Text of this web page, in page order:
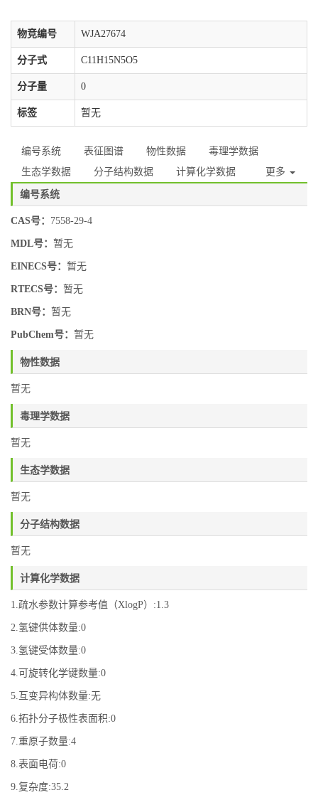
物竞编号 WJA27674
分子式 C11H15N5O5
分子量 0
标签 暂无
编号系统 表征图谱 物性数据
毒理学数据
生态学数据
分子结构数据 计算化学数据 更多
编号系统
CAS号： 7558-29-4
MDL号： 暂无
EINECS号： 暂无
RTECS号： 暂无
BRN号： 暂无
PubChem号： 暂无
物性数据
暂无
毒理学数据
暂无
生态学数据
暂无
分子结构数据
暂无
计算化学数据
1.疏水参数计算参考值（XlogP）:1.3
2.氢键供体数量:0
3.氢键受体数量:0
4.可旋转化学键数量:0
5.互变异构体数量:无
6.拓扑分子极性表面积:0
7.重原子数量:4
8.表面电荷:0
9.复杂度:35.2